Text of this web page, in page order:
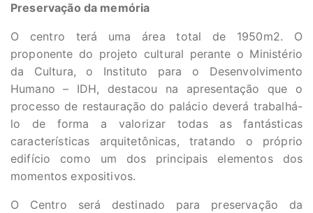
Preservação da memória
O centro terá uma área total de 1950m2. O
proponente do projeto cultural perante o Ministério
da Cultura, o Instituto para o Desenvolvimento
Humano – IDH, destacou na apresentação que o
processo de restauração do palácio deverá trabalhá-
lo de forma a valorizar todas as fantásticas
características arquitetônicas, tratando o próprio
edifício como um dos principais elementos dos
momentos expositivos.
O Centro será destinado para preservação da